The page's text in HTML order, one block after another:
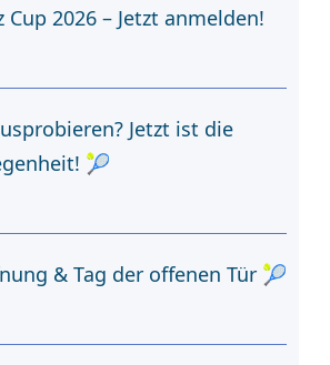
2026 – Jetzt anmelden!
Jetzt ist die
🎾
& Tag der offenen Tür 🎾